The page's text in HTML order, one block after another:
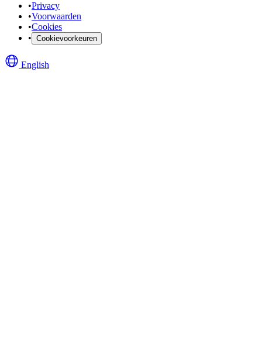
•Privacy
•Voorwaarden
•Cookies
• Cookievoorkeuren
English